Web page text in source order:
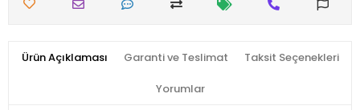
Ürün Açıklaması Garanti ve Teslimat Taksit Seçenekleri
Yorumlar